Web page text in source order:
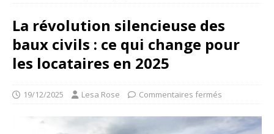
La révolution silencieuse des
baux civils : ce qui change pour
les locataires en 2025
19/12/2025 Lesa Rose Commentaires fermés